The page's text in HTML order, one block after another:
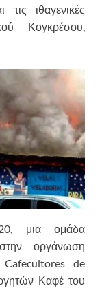
ιθαγενικές
Κογκρέσου,
μια ομάδα
οργάνωση
de
Καφέ του